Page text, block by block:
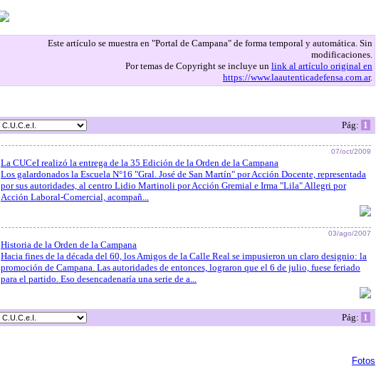
Este artículo se muestra en "Portal de Campana" de forma temporal y automática. Sin
modificaciones.
Por temas de Copyright se incluye un link al artículo original en
https://www.laautenticadefensa.com.ar.
Pág: 1
07/oct/2009
La CUCeI realizó la entrega de la 35 Edición de la Orden de la Campana
Los galardonados la Escuela N°16 "Gral. José de San Martín" por Acción Docente, representada
por sus autoridades, al centro Lidio Martinoli por Acción Gremial e Irma "Lila" Allegri por
Acción Laboral-Comercial, acompañ...
03/ago/2007
Historia de la Orden de la Campana
Hacia fines de la década del 60, los Amigos de la Calle Real se impusieron un claro designio: la
promoción de Campana. Las autoridades de entonces, lograron que el 6 de julio, fuese feriado
para el partido. Eso desencadenaría una serie de a...
Pág: 1
Fotos